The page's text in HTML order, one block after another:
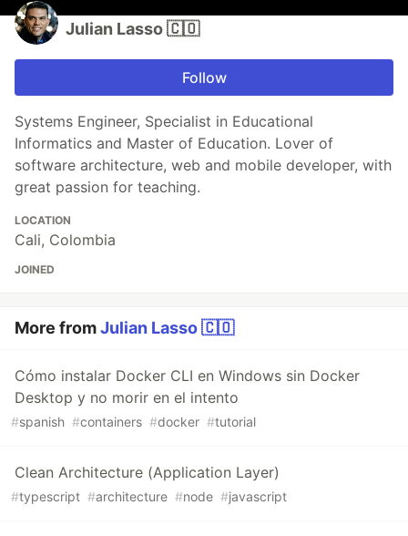
Julian Lasso 🇨🇴
Follow
Systems Engineer, Specialist in Educational
Informatics and Master of Education. Lover of
software architecture, web and mobile developer, with
great passion for teaching.
LOCATION
Cali, Colombia
JOINED
More fromJulian Lasso 🇨🇴
Cómo instalar Docker CLI en Windows sin Docker
Desktop y no morir en el intento
#spanish #containers #docker #tutorial
Clean Architecture (Application Layer)
#typescript #architecture #node #javascript